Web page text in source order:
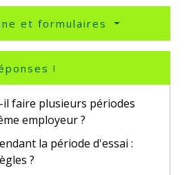
et formulaires
!
faire plusieurs périodes
employeur ?
la période d'essai :
?